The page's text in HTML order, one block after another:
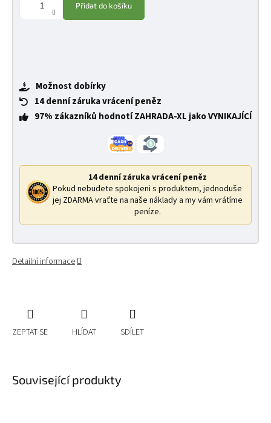
Přidat do košíku
Možnost dobírky
14 denní záruka vrácení peněz
97% zákazníků hodnotí ZAHRADA-XL jako VYNIKAJÍCÍ
14 denní záruka vrácení peněz
Pokud nebudete spokojeni s produktem, jednoduše
jej ZDARMA vraťte na naše náklady a my vám vrátíme
peníze.
Detailní informace
ZEPTAT SE HLÍDAT SDÍLET
Související produkty